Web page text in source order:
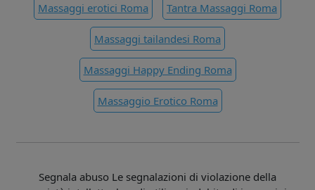
Massaggi erotici Roma Tantra Massaggi Roma
Massaggi tailandesi Roma
Massaggi Happy Ending Roma
Massaggio Erotico Roma
Segnala abuso Le segnalazioni di violazione della